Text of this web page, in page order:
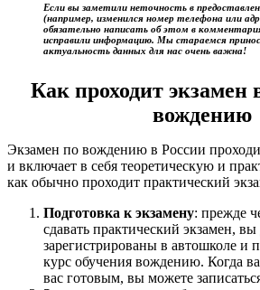
Если вы заметили неточность в
(например, изменился номер телефона или
обязательно написать об этом в
исправили информацию. Мы стараемся
актуальность данных для нас очень важна!
Как проходит
вождению
Экзамен по вождению в России
и включает в себя теоретическую и
как обычно проходит практический
Подготовка к экзамену: прежде
сдавать практический экзамен,
зарегистрированы в автошколе и
курс обучения вождению. Когда
вас готовым, вы можете